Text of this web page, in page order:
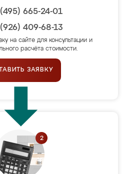
665-24-01
409-68-13
на сайте для консультации и
расчёта стоимости.
ЗАЯВКУ